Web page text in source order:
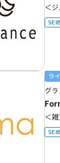
＜
ラ
グ
＜